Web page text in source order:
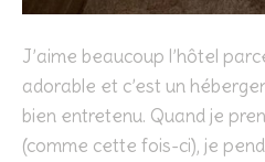
J’aime beaucoup l’hôtel
adorable et c’est un
bien entretenu. Quand je
(comme cette fois-ci), je